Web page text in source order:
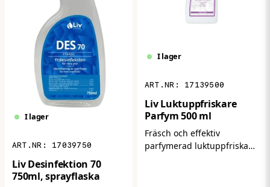
I lager
17039750
Liv Desinfektion 70
750ml, sprayflaska
I lager
17139500
Liv Luktuppfriskare
Parfym 500 ml
Fräsch och effektiv
parfymerad luktuppfriskare